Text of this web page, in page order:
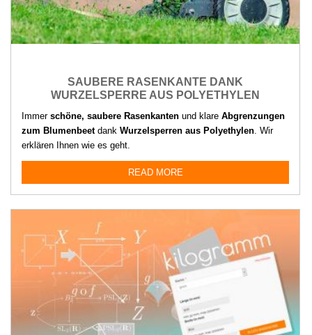
SAUBERE RASENKANTE DANK
WURZELSPERRE AUS POLYETHYLEN
Immer schöne, saubere Rasenkanten und klare Abgrenzungen
zum Blumenbeetdank Wurzelsperren aus Polyethylen . Wir
erklären Ihnen wie es geht.
READ MORE